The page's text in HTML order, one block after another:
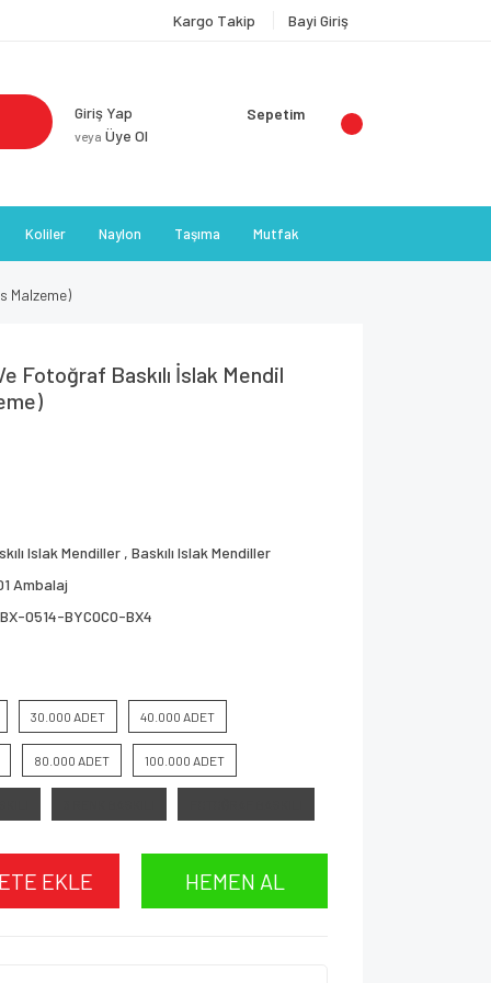
Kargo Takip Bayi Giriş
Giriş Yap
veya Üye Ol
Sepetim
Koliler Naylon Taşıma Mutfak
Malzeme)
Fotoğraf Baskılı İslak Mendil
Islak Mendiller ,Baskılı Islak Mendiller
Ambalaj
0514-BYC0C0-BX4
30.000 ADET 40.000 ADET
80.000 ADET 100.000 ADET
EKLE HEMEN AL